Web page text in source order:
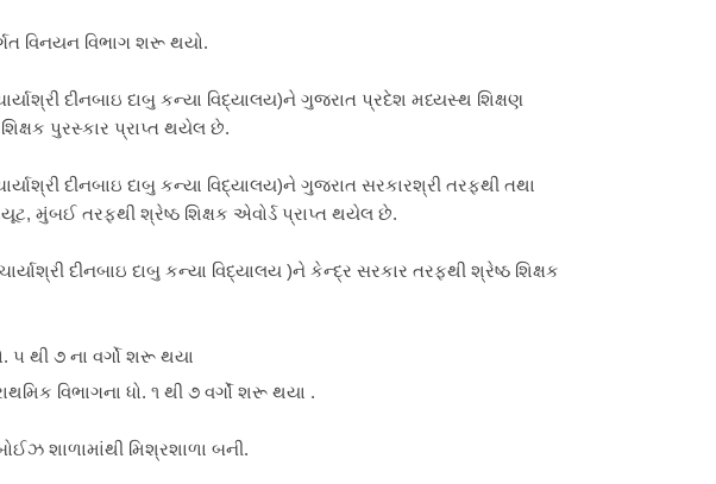
વિનયન વિભાગ શરૂ થયો.
દીનબાઇ દાબુ કન્યા વિદ્યાલય)ને ગુજરાત પ્રદેશ મધ્યસ્થ શિક્ષણ
પુરસ્કાર પ્રાપ્ત થયેલ છે.
દીનબાઇ દાબુ કન્યા વિદ્યાલય)ને ગુજરાત સરકારશ્રી તરફથી તથા
મુંબઈ તરફથી શ્રેષ્ઠ શિક્ષક એવોર્ડ પ્રાપ્ત થયેલ છે.
દીનબાઇ દાબુ કન્યા વિદ્યાલય )ને કેન્દ્ર સરકાર તરફથી શ્રેષ્ઠ શિક્ષક
૫ થી ૭ ના વર્ગો શરૂ થયા
વિભાગના ધો. ૧ થી ૭ વર્ગોં શરૂ થયા .
શાળામાંથી મિશ્રશાળા બની.